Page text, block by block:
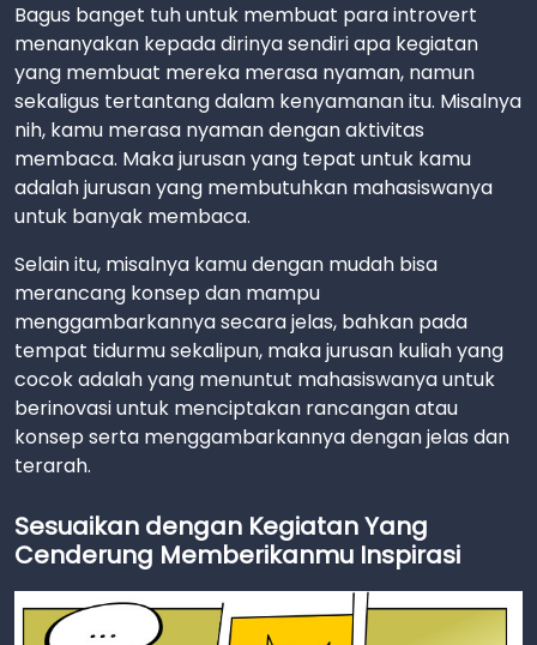
Bagus banget tuh untuk membuat para introvert
menanyakan kepada dirinya sendiri apa kegiatan
yang membuat mereka merasa nyaman, namun
sekaligus tertantang dalam kenyamanan itu. Misalnya
nih, kamu merasa nyaman dengan aktivitas
membaca. Maka jurusan yang tepat untuk kamu
adalah jurusan yang membutuhkan mahasiswanya
untuk banyak membaca.
Selain itu, misalnya kamu dengan mudah bisa
merancang konsep dan mampu
menggambarkannya secara jelas, bahkan pada
tempat tidurmu sekalipun, maka jurusan kuliah yang
cocok adalah yang menuntut mahasiswanya untuk
berinovasi untuk menciptakan rancangan atau
konsep serta menggambarkannya dengan jelas dan
terarah.
Sesuaikan dengan Kegiatan Yang
Cenderung Memberikanmu Inspirasi